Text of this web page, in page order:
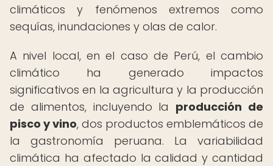
climáticos y fenómenos extremos como
sequías, inundaciones y olas de calor.
A nivel local, en el caso de Perú, el cambio
climático ha generado impactos
significativos en la agricultura y la producción
de alimentos, incluyendo la producción de
pisco y vino, dos productos emblemáticos de
la gastronomía peruana. La variabilidad
climática ha afectado la calidad y cantidad